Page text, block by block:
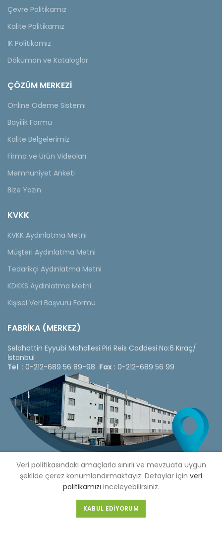
Çevre Politikamız
Kalite Politikamız
İK Politikamız
Döküman ve Kataloglar
ÇÖZÜM MERKEZİ
Online Ödeme Sistemi
Bayilik Formu
Kalite Belgelerimiz
Firma ve Ürün Videoları
Memnuniyet Anketi
Bize Yazın
KVKK
KVKK Aydınlatma Metni
Müşteri Aydınlatma Metni
Tedarikçi Aydınlatma Metni
KDKKS Aydınlatma Metni
Kişisel Veri Başvuru Formu
FABRİKA (MERKEZ)
Selahattin Eyyubi Mahallesi Piri Reis Caddesi No:6 Kıraç/
İstanbul
Tel : 0-212-689 56 89-98 Fax : 0-212-689 56 99
Copyright © 2020 Çetinkaya Pano |Çetinkaya Pano Fiyat
Veri politikasındaki amaçlarla sınırlı ve mevzuata uygun
şekilde çerez konumlandırmaktayız. Detaylar için veri
politikamızı inceleyebilirsiniz.
KABUL EDIYORUM